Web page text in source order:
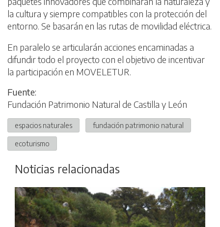
la cultura y siempre compatibles con la protección del
entorno. Se basarán en las rutas de movilidad eléctrica.
En paralelo se articularán acciones encaminadas a
difundir todo el proyecto con el objetivo de incentivar
la participación en MOVELETUR.
Fuente:
Fundación Patrimonio Natural de Castilla y León
espacios naturales fundación patrimonio natural
ecoturismo
Noticias relacionadas